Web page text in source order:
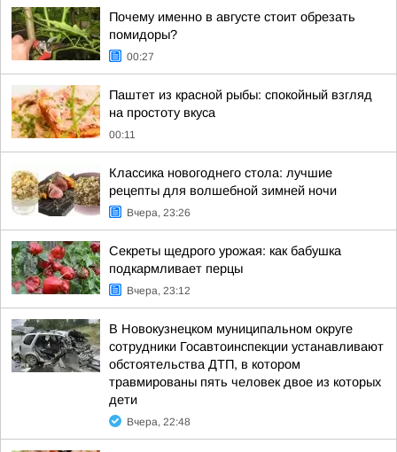
Почему именно в августе стоит обрезать
помидоры?
00:27
Паштет из красной рыбы: спокойный взгляд
на простоту вкуса
00:11
Классика новогоднего стола: лучшие
рецепты для волшебной зимней ночи
Вчера, 23:26
Секреты щедрого урожая: как бабушка
подкармливает перцы
Вчера, 23:12
В Новокузнецком муниципальном округе
сотрудники Госавтоинспекции устанавливают
обстоятельства ДТП, в котором
травмированы пять человек двое из которых
дети
Вчера, 22:48